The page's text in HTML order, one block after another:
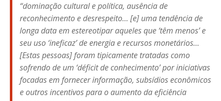
“dominação cultural e política, ausência de
reconhecimento e desrespeito… [e] uma tendência de
longa data em estereotipar aqueles que ‘têm menos’ e
seu uso ‘ineficaz’ de energia e recursos monetários…
[Estas pessoas] foram tipicamente tratadas como
sofrendo de um ‘déficit de conhecimento’ por iniciativas
focadas em fornecer informação, subsídios econômicos
e outros incentivos para o aumento da eficiência